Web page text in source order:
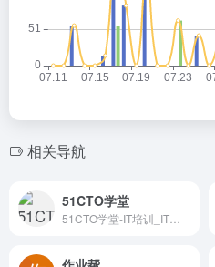
相关导航
51CTO学堂